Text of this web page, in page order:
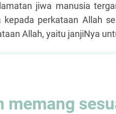
jiwa manusia
kepada perkataan Allah
Allah, yaitu janjiNya
memang